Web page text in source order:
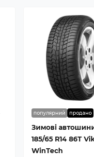
популярний продано
Зимові
185/65 R14 86T
WinTech